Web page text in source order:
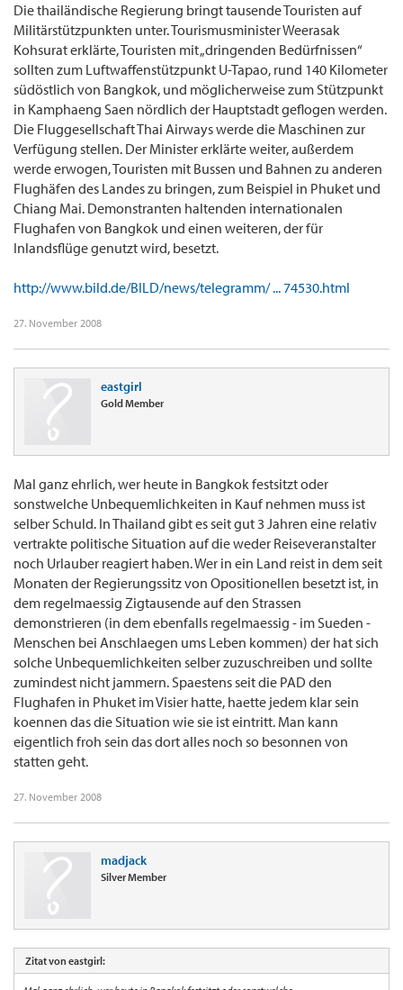
Die thailändische Regierung bringt tausende Touristen auf
Militärstützpunkten unter. Tourismusminister Weerasak
Kohsurat erklärte, Touristen mit „dringenden Bedürfnissen“
sollten zum Luftwaffenstützpunkt U-Tapao, rund 140 Kilometer
südöstlich von Bangkok, und möglicherweise zum Stützpunkt
in Kamphaeng Saen nördlich der Hauptstadt geflogen werden.
Die Fluggesellschaft Thai Airways werde die Maschinen zur
Verfügung stellen. Der Minister erklärte weiter, außerdem
werde erwogen, Touristen mit Bussen und Bahnen zu anderen
Flughäfen des Landes zu bringen, zum Beispiel in Phuket und
Chiang Mai. Demonstranten haltenden internationalen
Flughafen von Bangkok und einen weiteren, der für
Inlandsflüge genutzt wird, besetzt.
http://www.bild.de/BILD/news/telegramm/ ... 74530.html
27. November 2008
eastgirl
Gold Member
Mal ganz ehrlich, wer heute in Bangkok festsitzt oder
sonstwelche Unbequemlichkeiten in Kauf nehmen muss ist
selber Schuld. In Thailand gibt es seit gut 3 Jahren eine relativ
vertrakte politische Situation auf die weder Reiseveranstalter
noch Urlauber reagiert haben. Wer in ein Land reist in dem seit
Monaten der Regierungssitz von Opositionellen besetzt ist, in
dem regelmaessig Zigtausende auf den Strassen
demonstrieren (in dem ebenfalls regelmaessig - im Sueden -
Menschen bei Anschlaegen ums Leben kommen) der hat sich
solche Unbequemlichkeiten selber zuzuschreiben und sollte
zumindest nicht jammern. Spaestens seit die PAD den
Flughafen in Phuket im Visier hatte, haette jedem klar sein
koennen das die Situation wie sie ist eintritt. Man kann
eigentlich froh sein das dort alles noch so besonnen von
statten geht.
27. November 2008
madjack
Silver Member
Zitat von eastgirl: